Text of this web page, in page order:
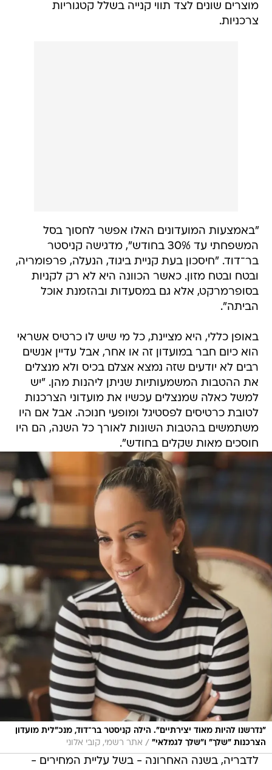
מוצרים שונים לצד תווי קנייה בשלל קטגוריות
צרכניות.
"באמצעות המועדונים האלו אפשר לחסוך בסל
המשפחתי עד 30% בחודש", מדגישה קניסטר
בר־דוד. "חיסכון בעת קניית ביגוד, הנעלה, פרפומריה,
ובטח ובטח מזון. כאשר הכוונה היא לא רק לקניות
בסופרמרקט, אלא גם במסעדות ובהזמנת אוכל
הביתה".
באופן כללי, היא מציינת, כל מי שיש לו כרטיס אשראי
הוא כיום חבר במועדון זה או אחר, אבל עדיין אנשים
רבים לא יודעים שזה נמצא אצלם בכיס ולא מנצלים
את ההטבות המשמעותיות שניתן ליהנות מהן. "יש
למשל כאלה שמנצלים עכשיו את מועדוני הצרכנות
לטובת כרטיסים לפסטיגל ומופעי חנוכה. אבל אם היו
משתמשים בהטבות השונות לאורך כל השנה, הם היו
חוסכים מאות שקלים בחודש".
"נדרשנו להיות מאוד יצירתיים". הילה קניסטר בר־דוד, מנכ"לית מועדון
הצרכנות "שלך" ו"שלך לגמלאי" / אתר רשמי, קובי אלוני
לדבריה, בשנה האחרונה - בשל עליית המחירים -